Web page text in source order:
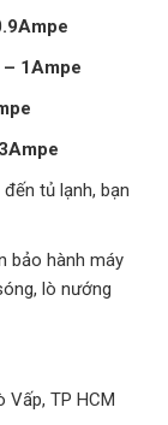
1Ampe
tủ lạnh, bạn
bảo hành máy
lò nướng
Vấp, TP HCM